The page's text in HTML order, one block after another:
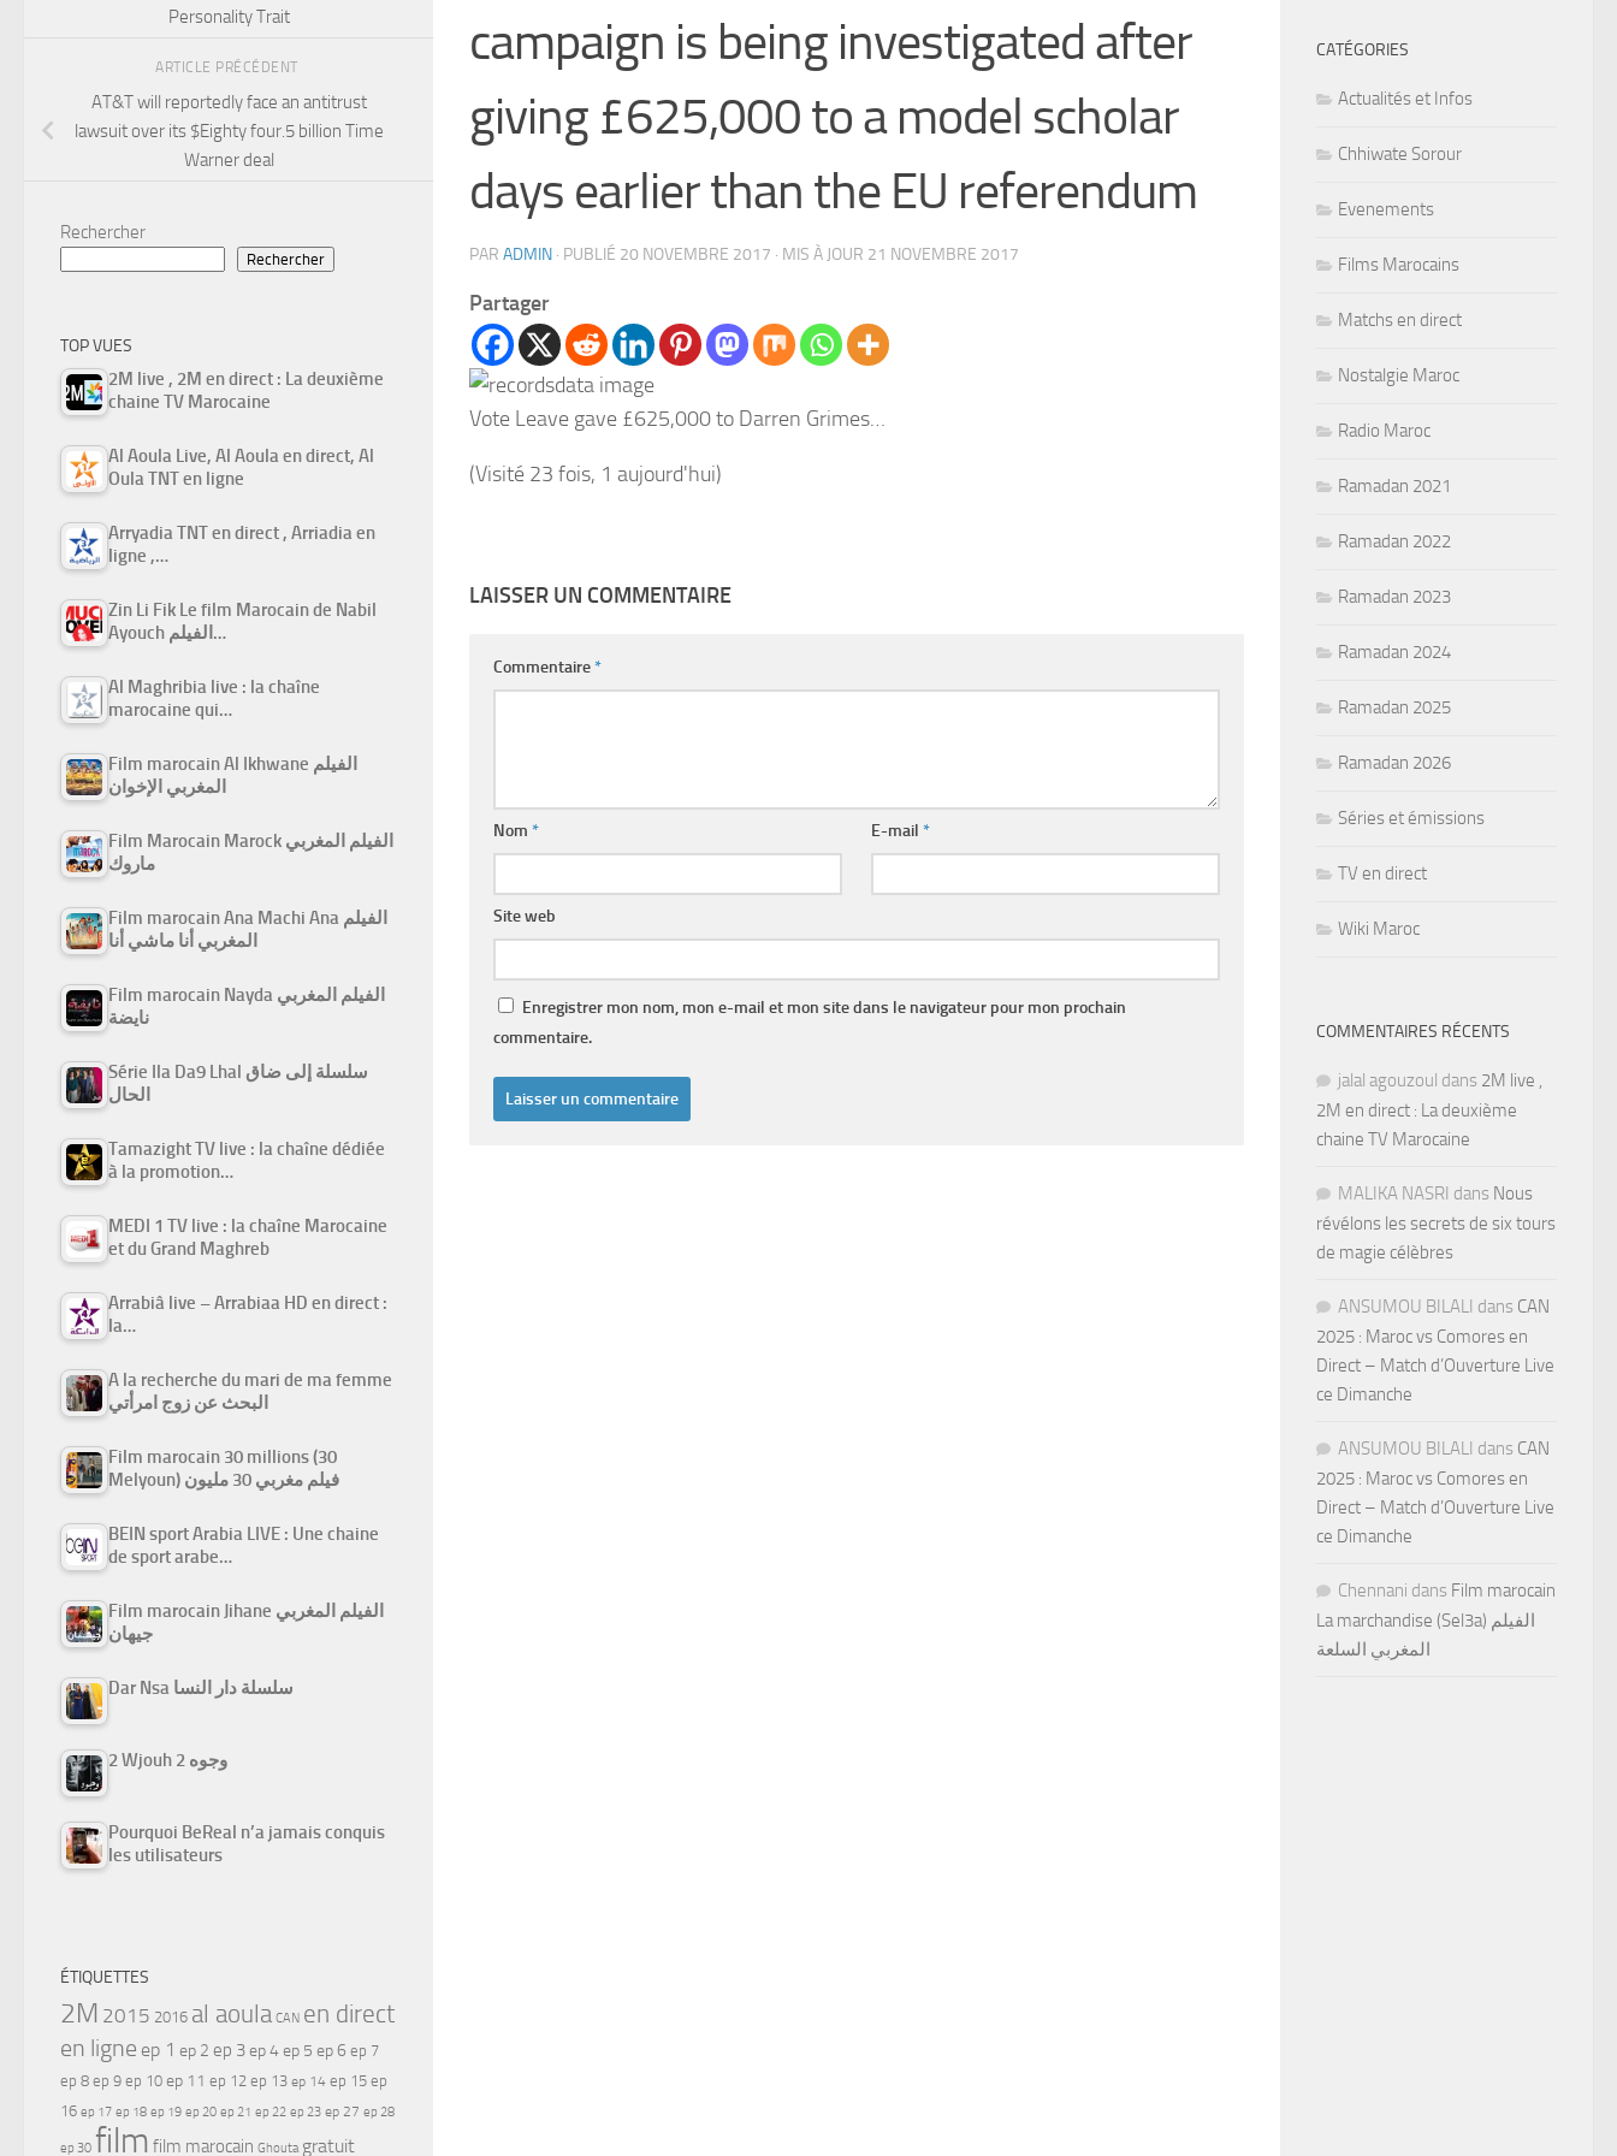
campaign is being investigated after
giving £625,000 to a model scholar
days earlier than the EU referendum
PAR ADMIN · PUBLIÉ 20 NOVEMBRE 2017 · MIS À JOUR 21 NOVEMBRE 2017
Partager
Vote Leave gave £625,000 to Darren Grimes…
(Visité 23 fois, 1 aujourd'hui)
LAISSER UN COMMENTAIRE
Commentaire*
Nom * E-mail*
Site web
Enregistrer mon nom, mon e-mail et mon site dans le navigateur pour mon prochain
commentaire.
Personality Trait
ARTICLE PRÉCÉDENT
AT&T will reportedly face an antitrust
lawsuit over its $Eighty four.5 billion Time
Warner deal
Rechercher
Rechercher
TOP VUES
2M live , 2M en direct : La deuxième
chaine TV Marocaine
Al Aoula Live, Al Aoula en direct, Al
Oula TNT en ligne
Arryadia TNT en direct , Arriadia en
ligne ,…
Zin Li Fik Le film Marocain de Nabil
Ayouch الفيلم…
Al Maghribia live : la chaîne
marocaine qui…
Film marocain Al Ikhwane الفيلم
المغربي الإخوان
Film Marocain Marock الفيلم المغربي
ماروك
Film marocain Ana Machi Ana الفيلم
المغربي أنا ماشي أنا
Film marocain Nayda الفيلم المغربي
نايضة
Série Ila Da9 Lhal سلسلة إلى ضاق
الحال
Tamazight TV live : la chaîne dédiée
à la promotion…
MEDI 1 TV live : la chaîne Marocaine
et du Grand Maghreb
Arrabiâ live – Arrabiaa HD en direct :
la…
A la recherche du mari de ma femme
البحث عن زوج امرأتي
Film marocain 30 millions (30
Melyoun) فيلم مغربي 30 مليون
BEIN sport Arabia LIVE : Une chaine
de sport arabe…
Film marocain Jihane الفيلم المغربي
جيهان
Dar Nsa سلسلة دار النسا
2 Wjouh 2 وجوه
Pourquoi BeReal n’a jamais conquis
les utilisateurs
ÉTIQUETTES
2M 2015 2016 al aoula CAN en direct
en ligne ep 1 ep 2 ep 3ep 4ep 5 ep 6 ep 7
ep 8 ep 9 ep 10 ep 11 ep 12 ep 13 ep 14 ep 15 ep
16 ep 17 ep 18 ep 19 ep 20 ep 21 ep 22 ep 23 ep 27 ep 28
ep 30 film film marocain Ghouta gratuit
CATÉGORIES
Actualités et Infos
Chhiwate Sorour
Evenements
Films Marocains
Matchs en direct
Nostalgie Maroc
Radio Maroc
Ramadan 2021
Ramadan 2022
Ramadan 2023
Ramadan 2024
Ramadan 2025
Ramadan 2026
Séries et émissions
TV en direct
Wiki Maroc
COMMENTAIRES RÉCENTS
jalal agouzoul dans 2M live ,
2M en direct : La deuxième
chaine TV Marocaine
MALIKA NASRI dans Nous
révélons les secrets de six tours
de magie célèbres
ANSUMOU BILALI dans CAN
2025 : Maroc vs Comores en
Direct – Match d’Ouverture Live
ce Dimanche
ANSUMOU BILALI dans CAN
2025 : Maroc vs Comores en
Direct – Match d’Ouverture Live
ce Dimanche
Chennani dans Film marocain
La marchandise (Sel3a) الفيلم
المغربي السلعة